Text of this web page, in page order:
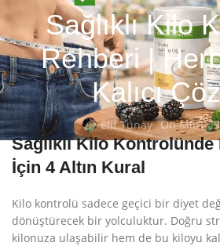
Sağlıklı Kilo
Rehberi |
Kalıcı
Elif Tunay On Mart
Sağlıklı Kilo Kontrolünde
İçin 4 Altın Kural
Kilo kontrolü sadece geçici bir diyet
dönüştürecek bir yolculuktur. Doğru
kilonuza ulaşabilir hem de bu kiloyu